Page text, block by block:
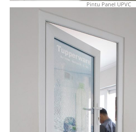
Pintu Panel UPVC